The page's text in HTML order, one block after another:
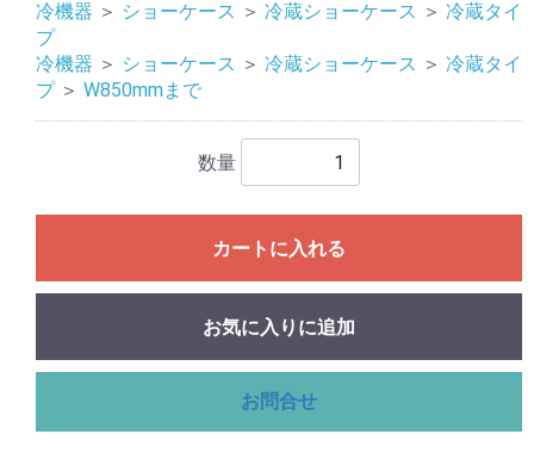
冷機器 ＞ ショーケース ＞ 冷蔵ショーケース ＞ 冷蔵タイ
プ
冷機器 ＞ ショーケース ＞ 冷蔵ショーケース ＞ 冷蔵タイ
プ ＞ W850mmまで
数量
カートに入れる
お気に入りに追加
お問合せ